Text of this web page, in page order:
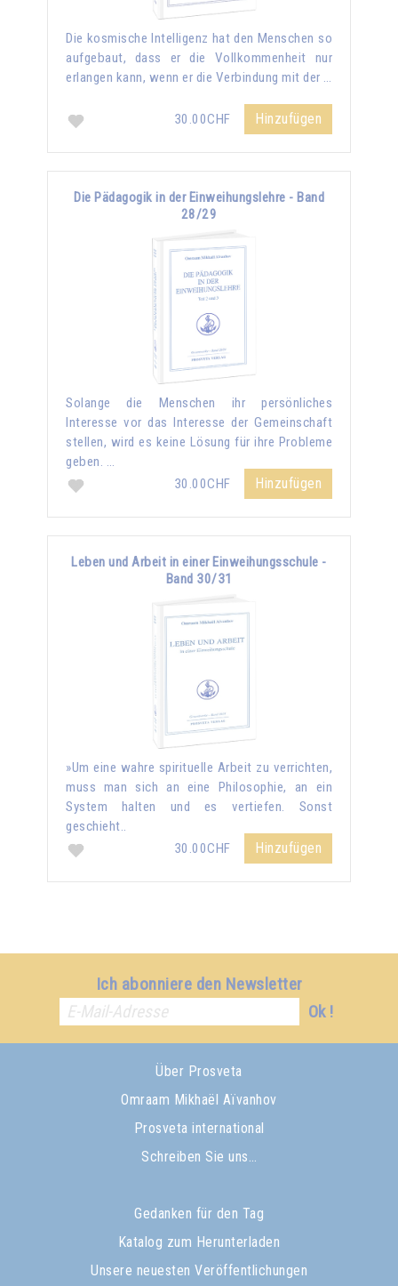
Die kosmische Intelligenz hat den Menschen so
aufgebaut, dass er die Vollkommenheit nur
erlangen kann, wenn er die Verbindung mit der …
30.00CHF Hinzufügen
Die Pädagogik in der Einweihungslehre - Band
28/29
Solange die Menschen ihr persönliches
Interesse vor das Interesse der Gemeinschaft
stellen, wird es keine Lösung für ihre Probleme
geben. …
30.00CHF
Hinzufügen
Leben und Arbeit in einer Einweihungsschule -
Band 30/31
»Um eine wahre spirituelle Arbeit zu verrichten,
muss man sich an eine Philosophie, an ein
System halten und es vertiefen. Sonst
geschieht..
30.00CHF
Hinzufügen
Ich abonniere den Newsletter
Ok !
Über Prosveta
Omraam Mikhaël Aïvanhov
Prosveta international
Schreiben Sie uns…
Gedanken für den Tag
Katalog zum Herunterladen
Unsere neuesten Veröffentlichungen